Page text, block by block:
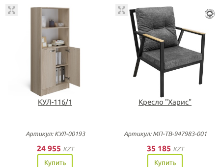
КУЛ-116/1
Артикул: КУЛ-00193
24 955 KZT
Купить
Кресло "Харис"
Артикул: МП-ТВ-947983-001
35 185 KZT
Купить